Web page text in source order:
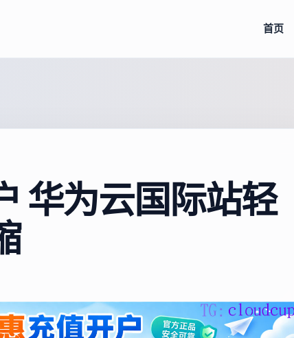
首页
华为云国际站轻